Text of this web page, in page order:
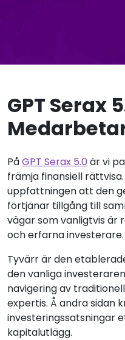
GPT Serax
PåGPT Serax 5.0 är vi
främja finansiell
uppfattningen att den
förtjänar tillgång till
vägar som vanligtvis är
och erfarna investerare.
Tyvärr är den
den vanliga
navigering av
expertis. Å andra sidan
investeringssatsningar
kapitalutlägg.